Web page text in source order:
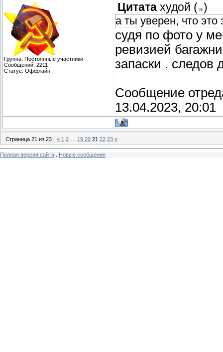
Группа: Постоянные участники
Сообщений: 2211
Статус: Оффлайн
Цитата худой ( )
а ты уверен, что это
судя по фото у
ревизией
запаски . следов
Сообщение
13.04.2023, 20:01
Страница 21 из 23 « 1 2 19 20 21 22 23 »
Полная версия сайта Новые сообщения